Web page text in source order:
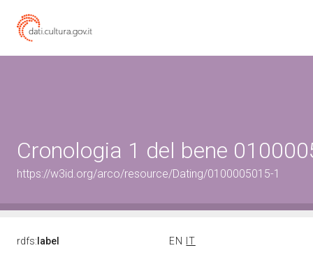
Cronologia 1 del bene
https://w3id.org/arco/resource/Dating/0100005015-1
rdfs: label EN
IT